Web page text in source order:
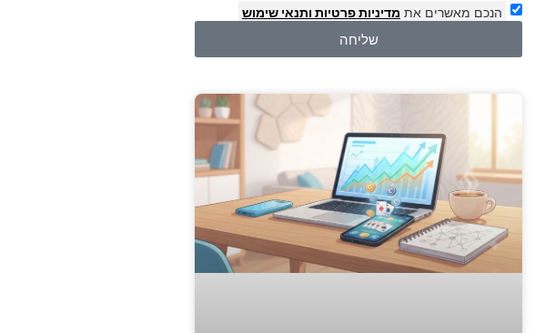
הנכם מאשרים את מדיניות פרטיות ותנאי שימוש
שליחה